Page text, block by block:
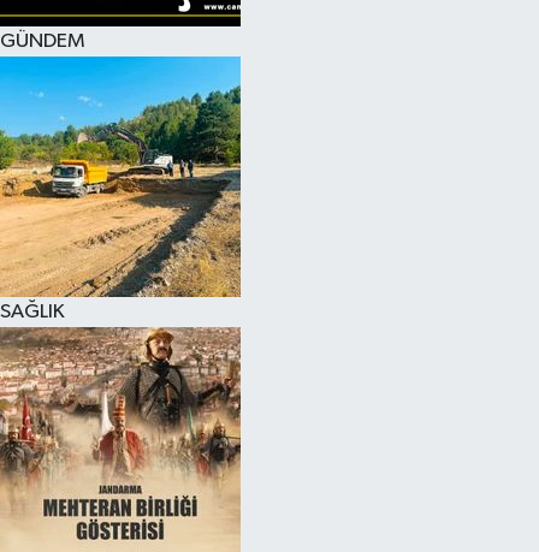
GÜNDEM
SAĞLIK
VİZYONDAKİLER
YAŞAM